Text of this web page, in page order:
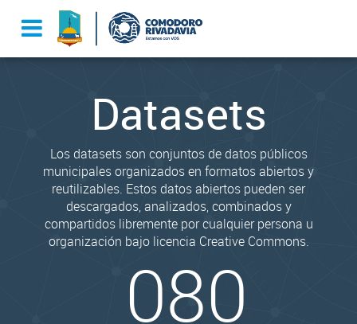
Datasets
Los datasets son conjuntos de datos públicos
municipales organizados en formatos abiertos y
reutilizables. Estos datos abiertos pueden ser
descargados, analizados, combinados y
compartidos libremente por cualquier persona u
organización bajo licencia Creative Commons.
080